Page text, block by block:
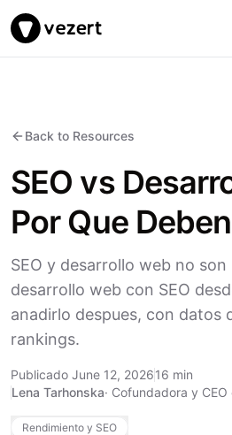
Vezert
Back to Resources
SEO vs
Por Que
SEO y desarrollo web no son
desarrollo web con SEO
anadirlo despues, con datos
rankings.
Publicado June 12, 202616 min
Lena Tarhonska· Cofundadora y CEO
Rendimiento y SEO